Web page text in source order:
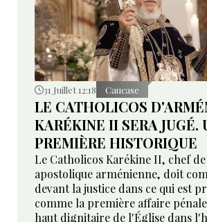
31 Juillet 12:18 Caucase
LE CATHOLICOS
KARÉKINE II SERA JUGÉ.
PREMIÈRE HISTORIQUE
Le Catholicos Karékine II, chef
apostolique arménienne, doit
devant la justice dans ce qui est
comme la première affaire
haut dignitaire de l'Église dans